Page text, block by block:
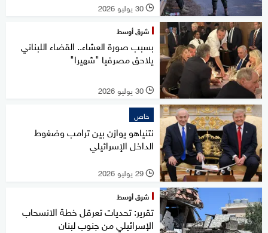
l 30 يوليو 2026
شرق أوسط
بسبب صورة العشاء.. القضاء اللبناني
يلاحق مصرفيا "شهيرا"
l 30 يوليو 2026
خاص
نتنياهو يوازن بين ترامب وضغوط
الداخل الإسرائيلي
l 29 يوليو 2026
شرق أوسط
تقرير: تحديات تعرقل خطة الانسحاب
الإسرائيلي من جنوب لبنان